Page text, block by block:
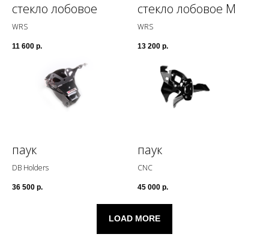
стекло лобовое
WRS
11 600 р.
стекло лобовое М
WRS
13 200 р.
паук
DB Holders
36 500 р.
паук
CNC
45 000 р.
LOAD MORE